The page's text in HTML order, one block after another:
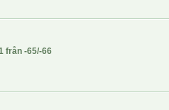
från -65/-66